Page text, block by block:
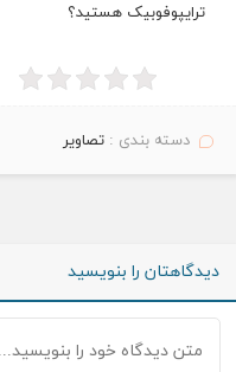
ترایپوفوبیک هستید؟
دسته بندی :تصاویر
دیدگاهتان را بنویسید